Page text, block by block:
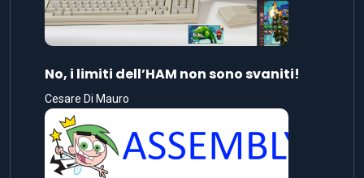
No, i limiti dell’HAM non sono svaniti!
Cesare Di Mauro